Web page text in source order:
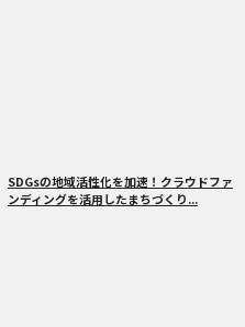
SDGsの地域活性化を加速！クラウドファ
ンディングを活用したまちづくり...